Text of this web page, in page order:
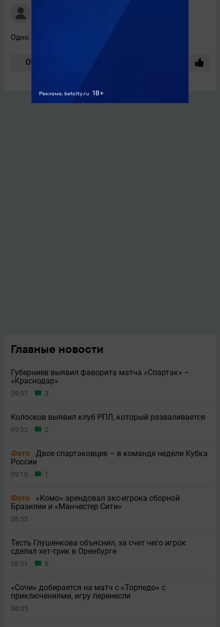
Одно лгбт* сообщество поздравило другое.
Ответить
Главные новости
Губерниев выявил фаворита матча «Спартак» –
«Краснодар»
09:57 3
Колосков выявил клуб РПЛ, который разваливается
09:23 2
Фото
Двое спартаковцев – в команде недели Кубка
России
09:10 1
Фото
«Комо» арендовал экс-игрока сборной
Бразилии и «Манчестер Сити»
08:55
Тесть Глушенкова объяснил, за счет чего игрок
сделал хет-трик в Оренбурге
08:31 8
«Сочи» добирается на матч с «Торпедо» с
приключениями, игру перенесли
08:05